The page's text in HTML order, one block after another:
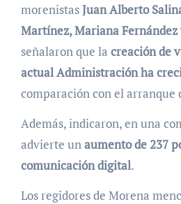
morenistasJuan Alberto
Martínez, Mariana Fernández
señalaron que la creación de
actual Administración ha
comparación con el arranque
Además, indicaron, en una
advierte unaumento de 237
comunicación digital.
Los regidores de Morena